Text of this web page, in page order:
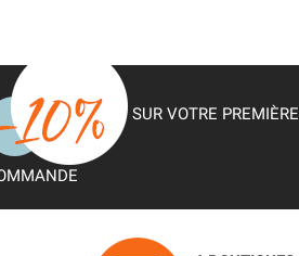
SUR VOTRE PREMIÈRE